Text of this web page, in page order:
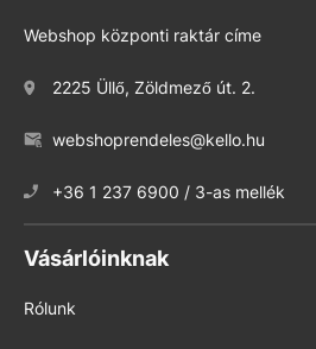
Webshop központi raktár címe
2225 Üllő, Zöldmező út. 2.
webshoprendeles@kello.hu
+36 1 237 6900 / 3-as mellék
Vásárlóinknak
Rólunk